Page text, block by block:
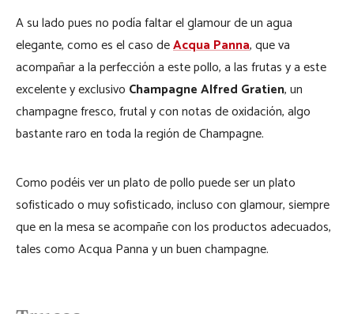
A su lado pues no podía faltar el glamour de un agua
elegante, como es el caso deAcqua Panna, que va
acompañar a la perfección a este pollo, a las frutas y a este
excelente y exclusivo Champagne Alfred Gratien, un
champagne fresco, frutal y con notas de oxidación, algo
bastante raro en toda la región de Champagne.
Como podéis ver un plato de pollo puede ser un plato
sofisticado o muy sofisticado, incluso con glamour, siempre
que en la mesa se acompañe con los productos adecuados,
tales como Acqua Panna y un buen champagne.